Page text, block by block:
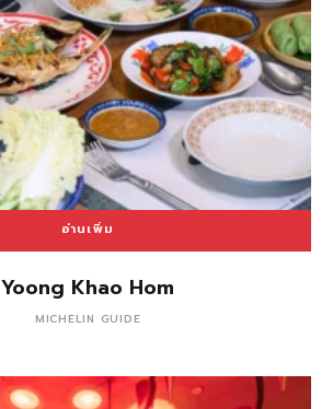
อ่านเพิ่ม
Yoong Khao Hom
MICHELIN GUIDE